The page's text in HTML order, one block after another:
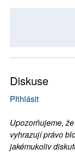
Diskuse
Přihlásit
Upozorňujeme,
vyhrazují právo
jakémukoliv